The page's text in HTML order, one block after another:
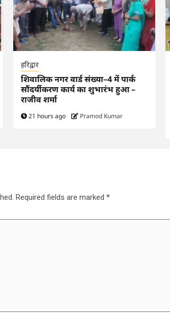
हरिद्वार
शिवालिक नगर वार्ड संख्या–4 में पार्क
सौंदर्यीकरण कार्य का शुभारंभ हुआ –
राजीव शर्मा
21 hours ago Pramod Kumar
Required fields are marked *